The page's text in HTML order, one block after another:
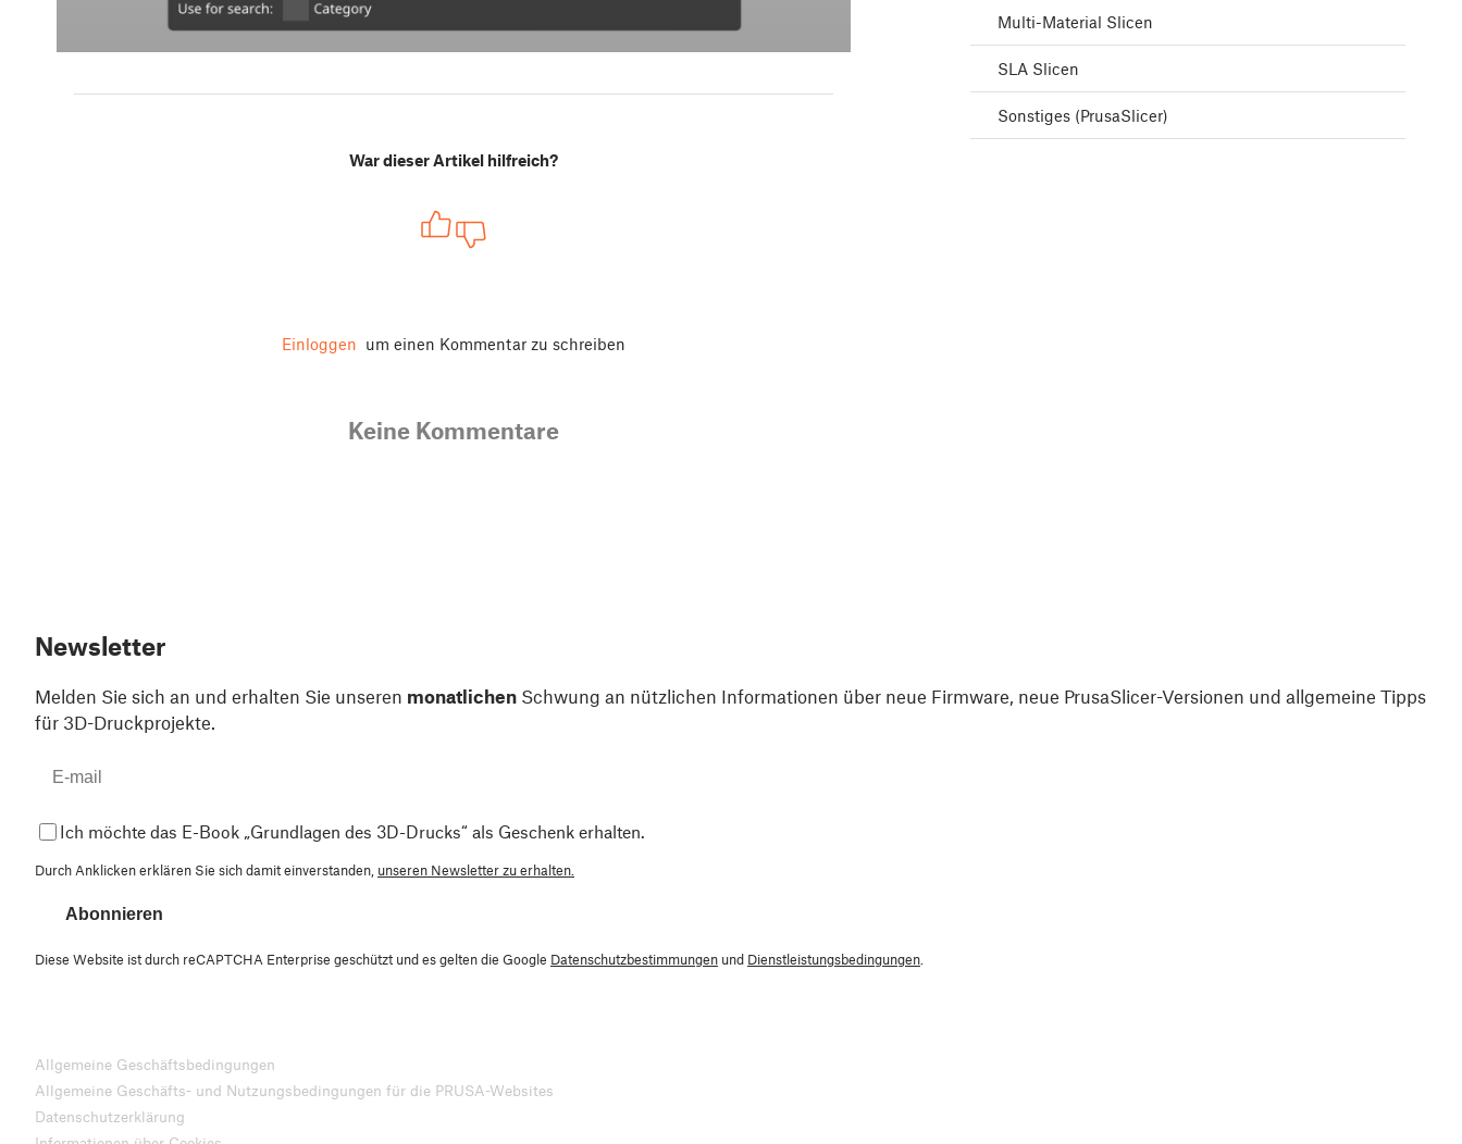
War dieser Artikel hilfreich?
Einloggen um einen Kommentar zu schreiben
Keine Kommentare
Multi-Material Slicen
SLA Slicen
Sonstiges (PrusaSlicer)
Newsletter
Melden Sie sich an und erhalten Sie unseren monatlichen Schwung an nützlichen Informationen über neue Firmware, neue PrusaSlicer-Versionen und allgemeine Tipps
für 3D-Druckprojekte.
Ich möchte das E-Book „Grundlagen des 3D-Drucks“ als Geschenk erhalten.
Durch Anklicken erklären Sie sich damit einverstanden, unseren Newsletter zu erhalten.
Abonnieren
Diese Website ist durch reCAPTCHA Enterprise geschützt und es gelten die Google Datenschutzbestimmungen und Dienstleistungsbedingungen
Allgemeine Geschäftsbedingungen
Allgemeine Geschäfts- und Nutzungsbedingungen für die PRUSA-Websites
Datenschutzerklärung